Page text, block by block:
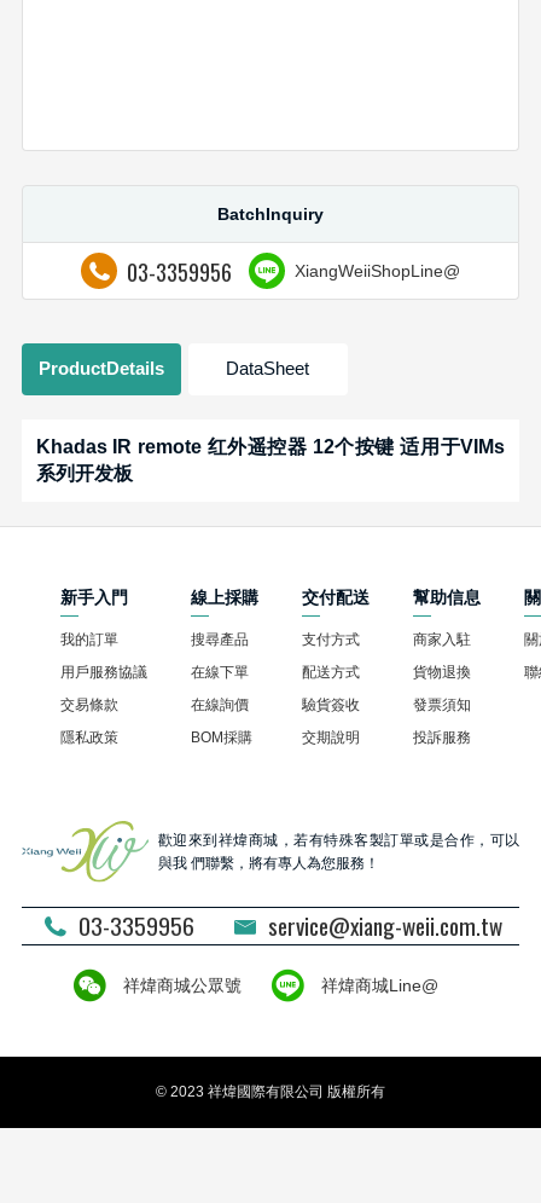
BatchInquiry
03-3359956 XiangWeiiShopLine@
ProductDetails DataSheet
Khadas IR remote 红外遥控器 12个按键 适用于VIMs
系列开发板
新手入門
我的訂單
用戶服務協議
交易條款
隱私政策
線上採購
搜尋產品
在線下單
在線詢價
BOM採購
交付配送
支付方式
配送方式
驗貨簽收
交期說明
幫助信息
商家入駐
貨物退換
發票須知
投訴服務
歡迎來到祥煒商城，若有特殊客製訂單或是合作，可以
與我 們聯繫，將有專人為您服務！
03-3359956 service@xiang-weii.com.tw
祥煒商城公眾號 祥煒商城Line@
© 2023 祥煒國際有限公司 版權所有